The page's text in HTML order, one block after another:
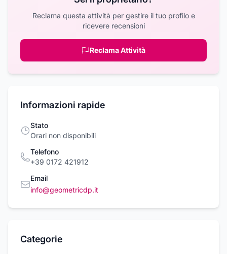
Reclama questa attività per gestire il tuo profilo e
ricevere recensioni
Reclama Attività
Informazioni rapide
Stato
Orari non disponibili
Telefono
+39 0172 421912
Email
info@geometricdp.it
Categorie